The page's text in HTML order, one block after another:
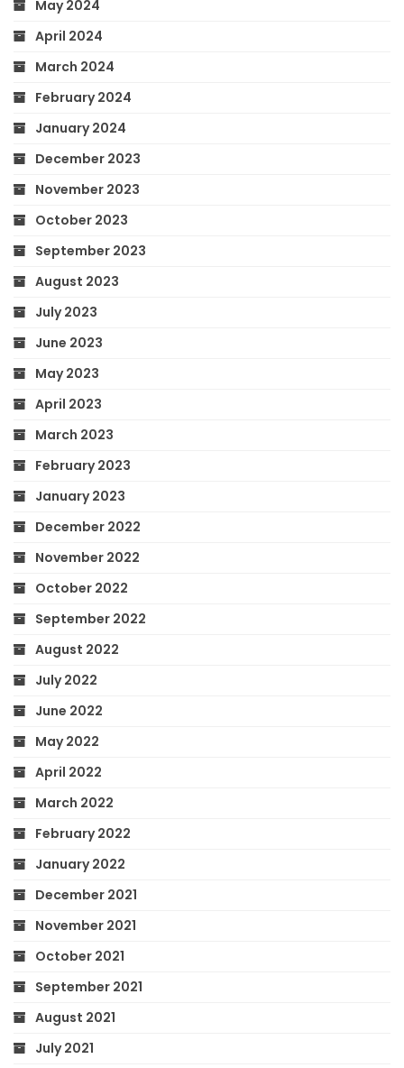
May 2024
April 2024
March 2024
February 2024
January 2024
December 2023
November 2023
October 2023
September 2023
August 2023
July 2023
June 2023
May 2023
April 2023
March 2023
February 2023
January 2023
December 2022
November 2022
October 2022
September 2022
August 2022
July 2022
June 2022
May 2022
April 2022
March 2022
February 2022
January 2022
December 2021
November 2021
October 2021
September 2021
August 2021
July 2021